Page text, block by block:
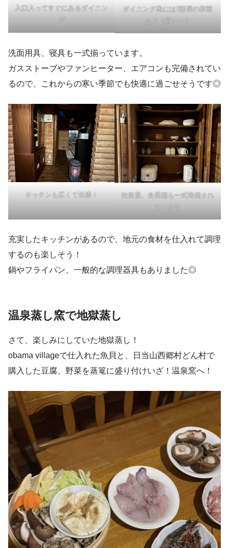
入口入ってすぐにあるダイニン
グ
ダイニング奥には2部屋の和室
あり（広い！）
洗面用具、寝具も一式揃っています。
ガスストーブやファンヒーター、エアコンも完備されてい
るので、これからの寒い季節でも快適に過ごせそうです◎
キッチンも広くて快適！
炊飯器、食器類も一式装備され
ています
充実したキッチンがあるので、地元の食材を仕入れて調理
するのも楽しそう！
鍋やフライパン、一般的な調理器具もありました◎
温泉蒸し窯で地獄蒸し
さて、楽しみにしていた地獄蒸し！
obama villageで仕入れた魚貝と、日当山西郷村どん村で
購入した豆腐、野菜を蒸篭に盛り付けいざ！温泉窯へ！